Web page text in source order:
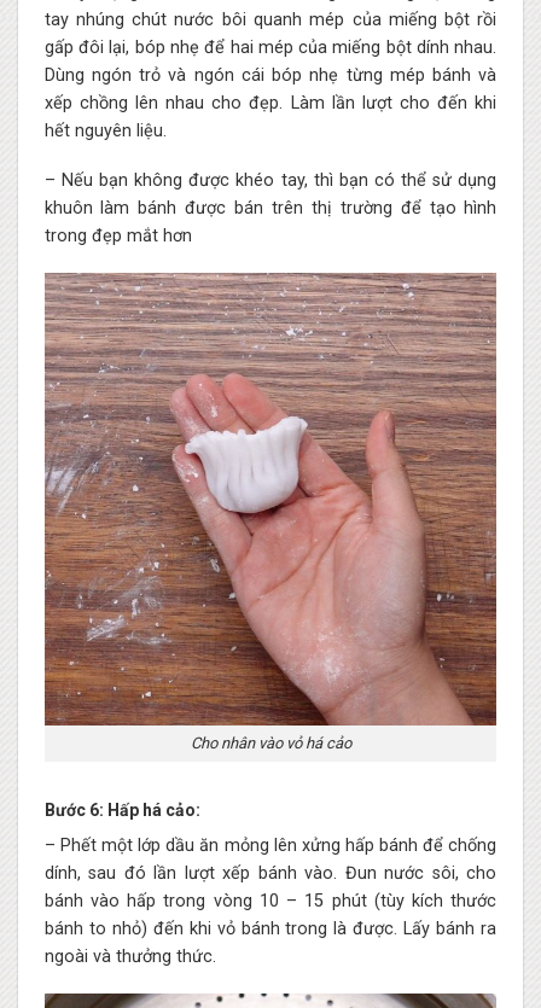
tay nhúng chút nước bôi quanh mép của miếng bột rồi
gấp đôi lại, bóp nhẹ để hai mép của miếng bột dính nhau.
Dùng ngón trỏ và ngón cái bóp nhẹ từng mép bánh và
xếp chồng lên nhau cho đẹp. Làm lần lượt cho đến khi
hết nguyên liệu.
– Nếu bạn không được khéo tay, thì bạn có thể sử dụng
khuôn làm bánh được bán trên thị trường để tạo hình
trong đẹp mắt hơn
Cho nhân vào vỏ há cảo
Bước 6: Hấp há cảo:
– Phết một lớp dầu ăn mỏng lên xửng hấp bánh để chống
dính, sau đó lần lượt xếp bánh vào. Đun nước sôi, cho
bánh vào hấp trong vòng 10 – 15 phút (tùy kích thước
bánh to nhỏ) đến khi vỏ bánh trong là được. Lấy bánh ra
ngoài và thưởng thức.